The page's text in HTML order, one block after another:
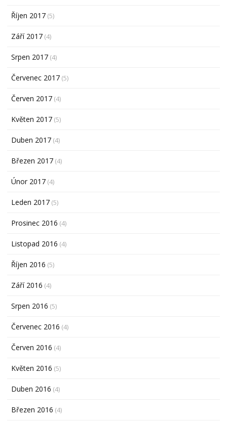
Říjen 2017 (5)
Září 2017 (4)
Srpen 2017 (4)
Červenec 2017 (5)
Červen 2017 (4)
Květen 2017 (5)
Duben 2017 (4)
Březen 2017 (4)
Únor 2017 (4)
Leden 2017 (5)
Prosinec 2016 (4)
Listopad 2016 (4)
Říjen 2016 (5)
Září 2016 (4)
Srpen 2016 (5)
Červenec 2016 (4)
Červen 2016 (4)
Květen 2016 (5)
Duben 2016 (4)
Březen 2016 (4)